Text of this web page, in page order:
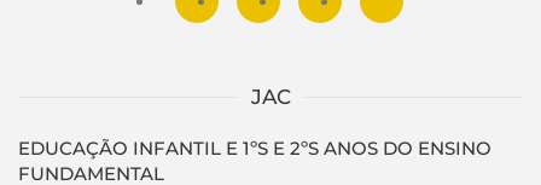
JAC
EDUCAÇÃO INFANTIL E 1ºS E 2ºS ANOS DO ENSINO
FUNDAMENTAL